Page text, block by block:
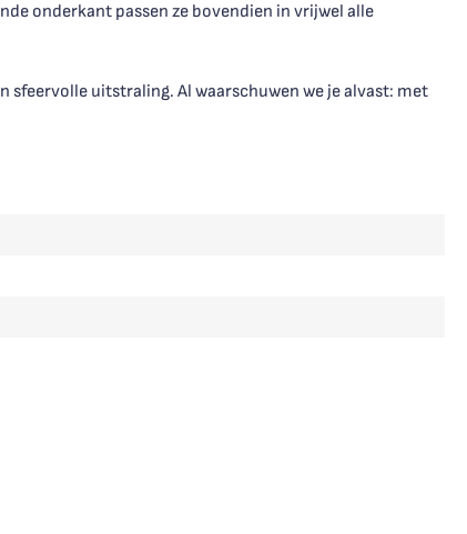
onderkant passen ze bovendien in vrijwel alle
sfeervolle uitstraling. Al waarschuwen we je alvast: met